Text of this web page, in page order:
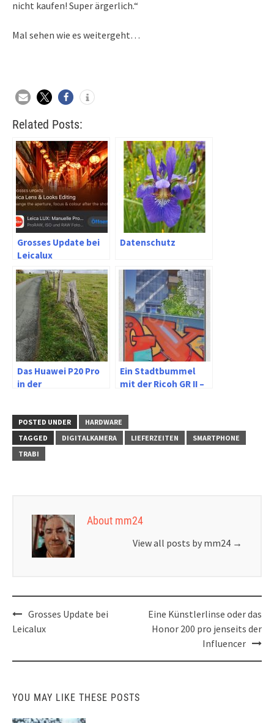
nicht kaufen! Super ärgerlich.“
Mal sehen wie es weitergeht…
Related Posts:
Grosses Update bei
Leicalux
Datenschutz
Das Huawei P20 Pro
in der
Ein Stadtbummel
mit der Ricoh GR II –
POSTED UNDER
HARDWARE
TAGGED
DIGITALKAMERA LIEFERZEITEN
SMARTPHONE
TRABI
About mm24
View all posts by mm24 →
Post
navigation
Grosses Update bei
Leicalux
Eine Künstlerlinse oder das
Honor 200 pro jenseits der
Influencer
YOU MAY LIKE THESE POSTS